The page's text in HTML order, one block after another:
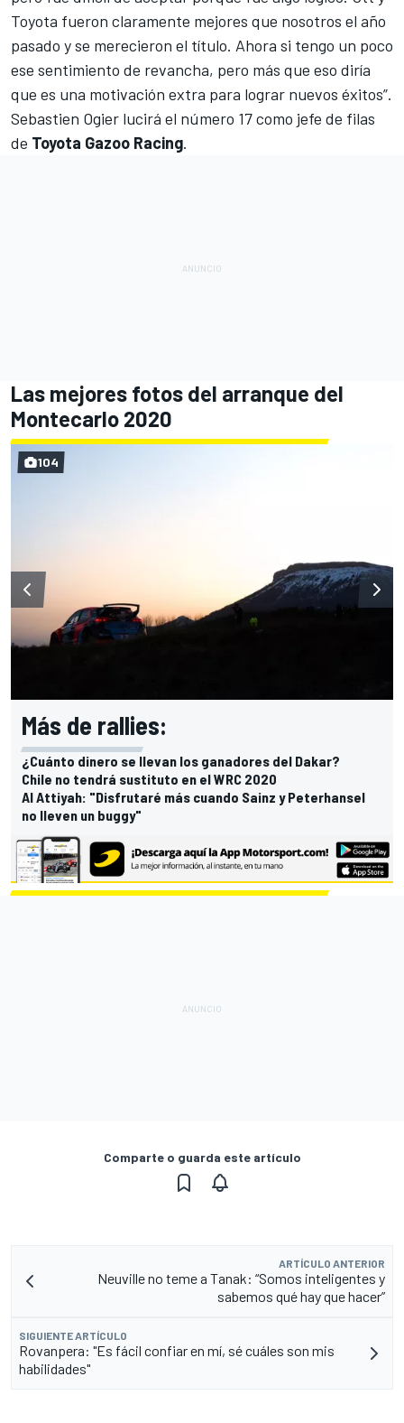
Toyota fueron claramente mejores que nosotros el año
pasado y se merecieron el título. Ahora si tengo un poco
ese sentimiento de revancha, pero más que eso diría
que es una motivación extra para lograr nuevos éxitos”.
Sebastien Ogier lucirá el número 17 como jefe de filas
de Toyota Gazoo Racing.
Las mejores fotos del arranque del
Montecarlo 2020
104
Más de rallies:
¿Cuánto dinero se llevan los ganadores del Dakar?
Chile no tendrá sustituto en el WRC 2020
Al Attiyah: "Disfrutaré más cuando Sainz y Peterhansel
no lleven un buggy"
Comparte o guarda este artículo
ARTÍCULO ANTERIOR
Neuville no teme a Tanak: “Somos inteligentes y
sabemos qué hay que hacer”
SIGUIENTE ARTÍCULO
Rovanpera: "Es fácil confiar en mí, sé cuáles son mis
habilidades"